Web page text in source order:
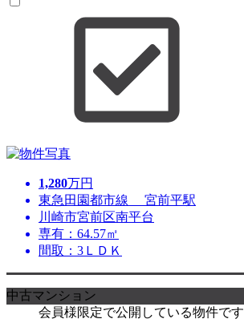
1,280万円
東急田園都市線 宮前平駅
川崎市宮前区南平台
専有：64.57㎡
間取：3ＬＤＫ
中古マンション
会員様限定で公開している物件です